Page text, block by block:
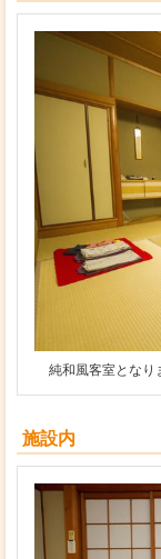
純和風客室となり
施設内